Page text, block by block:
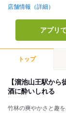
店舗情報（詳細）
アプリ
トップ
【溜池山王駅か
酒に酔いしれる
竹林の爽やかさと趣